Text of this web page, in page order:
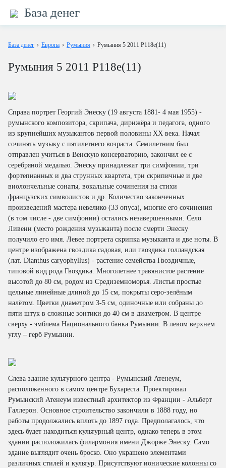
База денег
База денег › Европа › Румыния › Румыния 5 2011 P118e(11)
Румыния 5 2011 P118e(11)
Справа портрет Георгий Энеску (19 августа 1881- 4 мая 1955) -
румынского композитора, скрипача, дирижёра и педагога, одного
из крупнейших музыкантов первой половины XX века. Начал
сочинять музыку с пятилетнего возраста. Семилетним был
отправлен учиться в Венскую консерваторию, закончил ее с
серебряной медалью. Энеску принадлежат три симфонии, три
фортепианных и два струнных квартета, три скрипичные и две
виолончельные сонаты, вокальные сочинения на стихи
французских символистов и др. Количество законченных
произведений мастера невелико (33 опуса), многие его сочинения
(в том числе - две симфонии) остались незавершенными. Село
Ливени (место рождения музыканта) после смерти Энеску
получило его имя. Левее портрета скрипка музыканта и две ноты. В
центре изображена гвоздика садовая, или гвоздика голландская
(лат. Dianthus caryophyllus) - растение семейства Гвоздичные,
типовой вид рода Гвоздика. Многолетнее травянистое растение
высотой до 80 см, родом из Средиземноморья. Листья простые
цельные линейные длиной до 15 см, покрыты серо-зелёным
налётом. Цветки диаметром 3-5 см, одиночные или собраны до
пяти штук в сложные зонтики до 40 см в диаметром. В центре
сверху - эмблема Национального банка Румынии. В левом верхнем
углу – герб Румынии.
Слева здание культурного центра - Румынский Атенеум,
расположенного в самом центре Бухареста. Проектировал
Румынский Атенеум известный архитектор из Франции - Альберт
Галлерон. Основное строительство закончили в 1888 году, но
работы продолжались вплоть до 1897 года. Предполагалось, что
здесь будет находиться культурный центр, однако теперь в этом
здании расположилась филармония имени Джорже Энеску. Само
здание выглядит очень броско. Оно украшено элементами
различных стилей и культур. Присутствуют ионические колонны со